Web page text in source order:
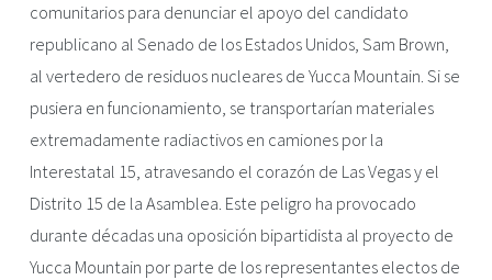
comunitarios para denunciar el apoyo del candidato
republicano al Senado de los Estados Unidos, Sam Brown,
al vertedero de residuos nucleares de Yucca Mountain. Si se
pusiera en funcionamiento, se transportarían materiales
extremadamente radiactivos en camiones por la
Interestatal 15, atravesando el corazón de Las Vegas y el
Distrito 15 de la Asamblea. Este peligro ha provocado
durante décadas una oposición bipartidista al proyecto de
Yucca Mountain por parte de los representantes electos de